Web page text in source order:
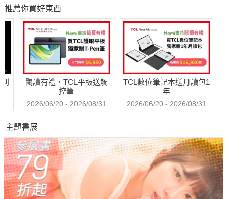
推薦你買好東西
閱讀有禮，TCL平板送觸
控筆
2026/06/20 - 2026/08/31
TCL數位筆記本送月讀包1
年
2026/06/20 - 2026/08/31
主題書展